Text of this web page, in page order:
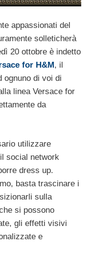
appassionati del
solleticherà
20 ottobre è indetto
for H&M , il
ognuno di voi di
linea Versace for
da
utilizzare
social network
dress up.
basta trascinare i
sulla
si possono
gli effetti visivi
e